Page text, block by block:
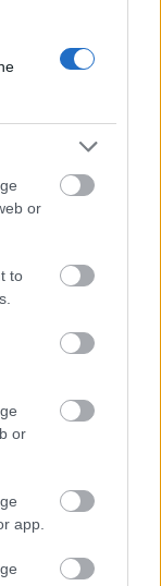
or
to
or
app.
A
is találkoztál a